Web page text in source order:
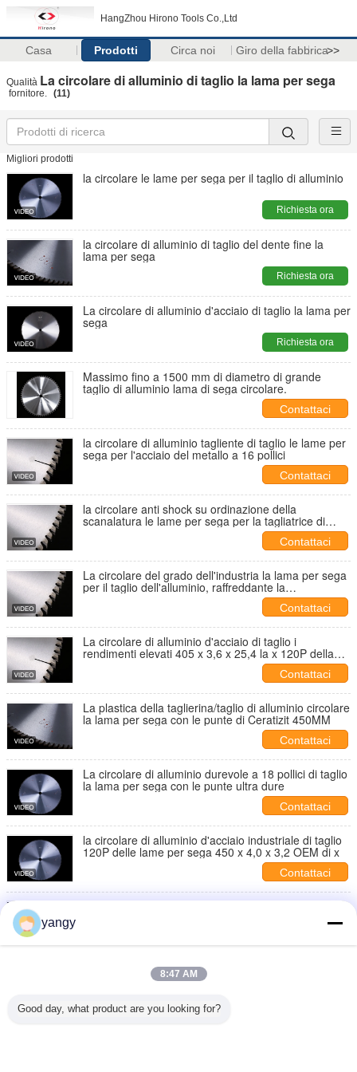
HangZhou Hirono Tools Co.,Ltd
Casa Prodotti Circa noi Giro della fabbrica>>
Qualità La circolare di alluminio di taglio la lama per sega
fornitore. (11)
Migliori prodotti
la circolare le lame per sega per il taglio di alluminio
Richiesta ora
la circolare di alluminio di taglio del dente fine la
lama per sega
Richiesta ora
La circolare di alluminio d'acciaio di taglio la lama per
sega
Richiesta ora
Massimo fino a 1500 mm di diametro di grande
taglio di alluminio lama di sega circolare.
Contattaci
la circolare di alluminio tagliente di taglio le lame per
sega per l'acciaio del metallo a 16 pollici
Contattaci
la circolare anti shock su ordinazione della
scanalatura le lame per sega per la tagliatrice di
Contattaci
La circolare del grado dell'industria la lama per sega
per il taglio dell'alluminio, raffreddante la
Contattaci
La circolare di alluminio d'acciaio di taglio i
rendimenti elevati 405 x 3,6 x 25,4 la x 120P della
Contattaci
La plastica della taglierina/taglio di alluminio circolare
la lama per sega con le punte di Ceratizit 450MM
Contattaci
La circolare di alluminio durevole a 18 pollici di taglio
la lama per sega con le punte ultra dure
Contattaci
la circolare di alluminio d'acciaio industriale di taglio
120P delle lame per sega 450 x 4,0 x 3,2 OEM di x
Contattaci
il taglio di alluminio del metallo di 450MM circolare la
lama per sega con le punte di Ceratizit silenziose
il taglio di alluminio del cerchio lo spessore di alta
precisione 3.6mm delle lame per sega
yangy
8:47 AM
Good day, what product are you looking for?